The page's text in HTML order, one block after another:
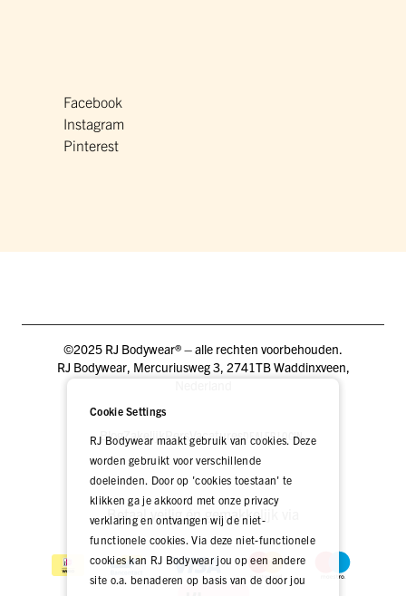
Facebook
Instagram
Pinterest
©2025 RJ Bodywear® – alle rechten voorbehouden.
RJ Bodywear, Mercuriusweg 3, 2741TB Waddinxveen,
BlogZakelijkPers VacaturesDEALER LOGIN
Betaal veilig én gemakkelijk via
Cookie Settings
RJ Bodywear maakt gebruik van cookies. Deze
worden gebruikt voor verschillende
doeleinden. Door op 'cookies toestaan' te
klikken ga je akkoord met onze privacy
verklaring en ontvangen wij de niet-
functionele cookies. Via deze niet-functionele
cookies kan RJ Bodywear jou op een andere
site o.a. benaderen op basis van de door jou